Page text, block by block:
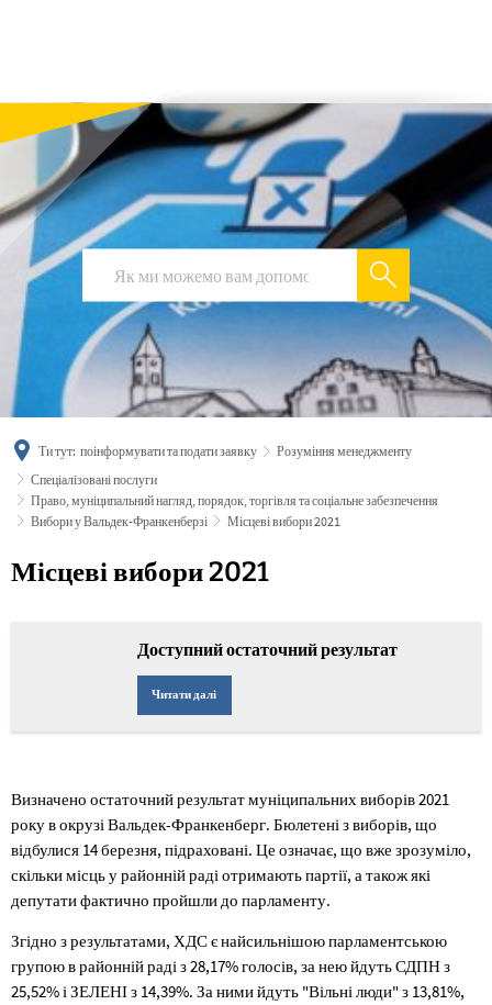
deutsch
Ти тут: поінформувати та подати заявку
Розуміння менеджменту
Спеціалізовані послуги
Право, муніципальний нагляд, порядок, торгівля та соціальне забезпечення
Вибори у Вальдек-Франкенберзі
Місцеві вибори 2021
Місцеві
Місцеві вибори 2021
Доступний остаточний результат
Читати далі
Визначено остаточний результат муніципальних виборів 2021
року в окрузі Вальдек-Франкенберг. Бюлетені з виборів, що
відбулися 14 березня, підраховані. Це означає, що вже зрозуміло,
скільки місць у районній раді отримають партії, а також які
депутати фактично пройшли до парламенту.
Згідно з результатами, ХДС є найсильнішою парламентською
групою в районній раді з 28,17% голосів, за нею йдуть СДПН з
25,52% і ЗЕЛЕНІ з 14,39%. За ними йдуть "Вільні люди" з 13,81%,